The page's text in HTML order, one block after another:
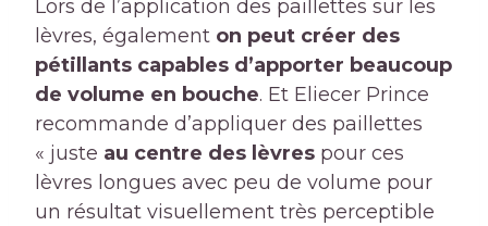
Lors de l’application des paillettes sur les
lèvres, également on peut créer des
pétillants capables d’apporter beaucoup
de volume en bouche. Et Eliecer Prince
recommande d’appliquer des paillettes
« juste au centre des lèvres pour ces
lèvres longues avec peu de volume pour
un résultat visuellement très perceptible